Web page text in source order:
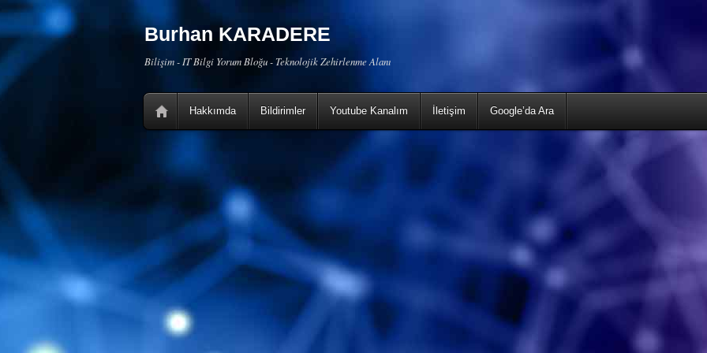
Burhan KARADERE
Bilişim - IT Bilgi Yorum Bloğu - Teknolojik Zehirlenme Alanı
Hakkımda Bildirimler Youtube Kanalım İletişim Google’da Ara